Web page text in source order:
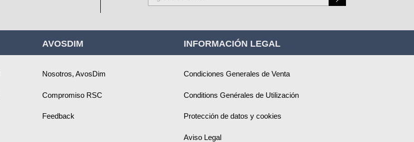
a
boletín
noticias:
AVOSDIM
Nosotros, AvosDim
Compromiso RSC
Feedback
INFORMACIÓN LEGAL
Condiciones Generales de Venta
Conditions Genérales de Utilización
Protección de datos y cookies
Aviso Legal